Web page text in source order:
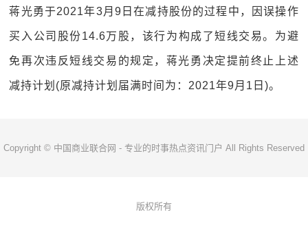
蒋光勇于2021年3月9日在减持股份的过程中，因误操作
买入公司股份14.6万股，该行为构成了短线交易。为避
免再次违反短线交易的规定，蒋光勇决定提前终止上述
减持计划(原减持计划届满时间为：2021年9月1日)。
Copyright © 中国商业联合网 - 专业的时事热点资讯门户 All Rights Reserved
版权所有